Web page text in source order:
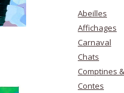
Abeilles
Affichages
Carnaval
Chats
Comptines
Contes